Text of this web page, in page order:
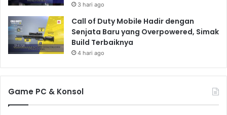
3 hari ago
Call of Duty Mobile Hadir dengan
Senjata Baru yang Overpowered, Simak
Build Terbaiknya
4 hari ago
Game PC & Konsol